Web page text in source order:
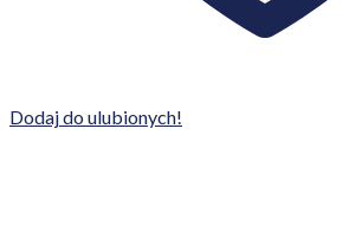
Dodaj do ulubionych!